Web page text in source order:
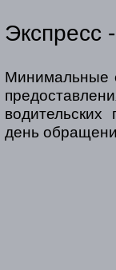
Экспресс
Минимальные
день